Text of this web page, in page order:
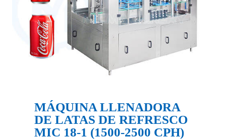
MÁQUINA LLENADORA
DE LATAS DE REFRESCO
MIC 18-1 (1500-2500 CPH)